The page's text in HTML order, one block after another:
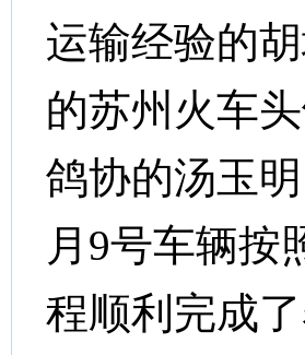
运输经验的
的苏州火车
鸽协的汤玉
月 9号车辆按
程顺利完成